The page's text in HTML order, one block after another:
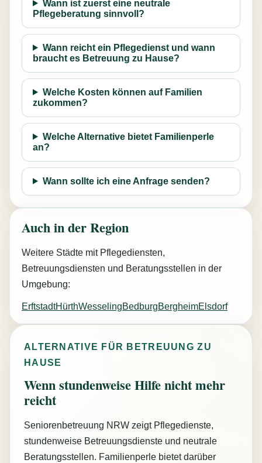
Wann ist zuerst eine neutrale
Pflegeberatung sinnvoll?
Wann reicht ein Pflegedienst und wann
braucht es Betreuung zu Hause?
Welche Kosten können auf Familien
zukommen?
Welche Alternative bietet Familienperle
an?
Wann sollte ich eine Anfrage senden?
Auch in der Region
Weitere Städte mit Pflegediensten,
Betreuungsdiensten und Beratungsstellen in der
Umgebung:
ErftstadtHürthWesselingBedburgBergheimElsdorf
ALTERNATIVE FÜR BETREUUNG ZU
HAUSE
Wenn stundenweise Hilfe nicht mehr
reicht
Seniorenbetreuung NRW zeigt Pflegedienste,
stundenweise Betreuungsdienste und neutrale
Beratungsstellen. Familienperle bietet darüber